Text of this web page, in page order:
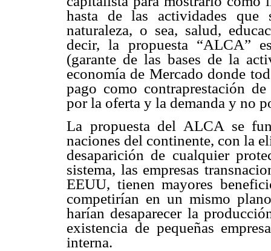
hasta de las actividades
naturaleza, o sea, salud,
decir, la propuesta “ALCA”
(garante de las bases de la
economía de Mercado donde
pago como contraprestación
por la oferta y la demanda y no
La propuesta del ALCA se
naciones del continente, con la
desaparición de cualquier
sistema, las empresas
EEUU, tienen mayores
competirían en un mismo
harían desaparecer la
existencia de pequeñas
interna.